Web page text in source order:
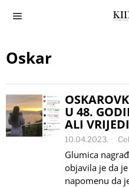
Oskar
U 48.
ALI VRIJEDI
10.04.2023.
Glumica
objavila je da
napomenu da